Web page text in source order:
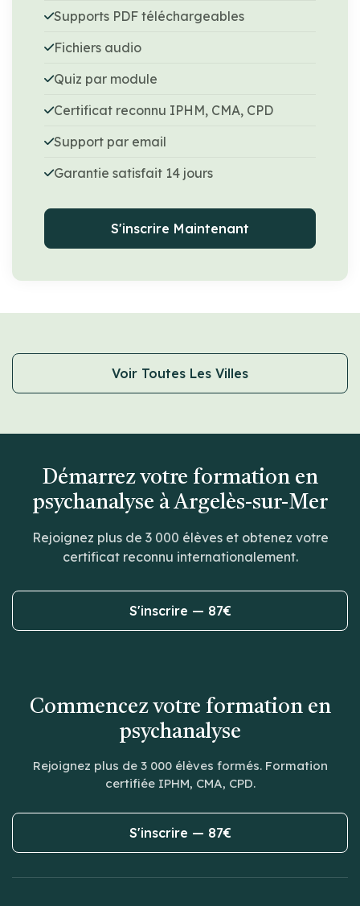
Supports PDF téléchargeables
Fichiers audio
Quiz par module
Certificat reconnu IPHM, CMA, CPD
Support par email
Garantie satisfait 14 jours
S'inscrire Maintenant
Voir Toutes Les Villes
Démarrez votre formation en
psychanalyse à Argelès-sur-Mer
Rejoignez plus de 3 000 élèves et obtenez votre
certificat reconnu internationalement.
S'inscrire — 87€
Commencez votre formation en
psychanalyse
Rejoignez plus de 3 000 élèves formés. Formation
certifiée IPHM, CMA, CPD.
S'inscrire — 87€